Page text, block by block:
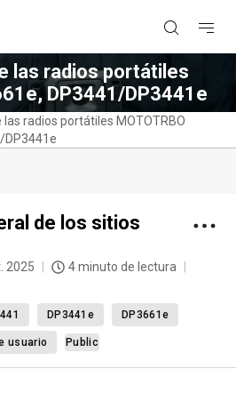
las radios portátiles
DP3441/DP3441e
las radios portátiles MOTOTRBO
DP3441e
de los sitios
2025
4 minuto de lectura
DP3441e DP3661e
usuario Public